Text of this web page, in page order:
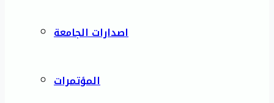
اصدارات الجامعة
المؤتمرات